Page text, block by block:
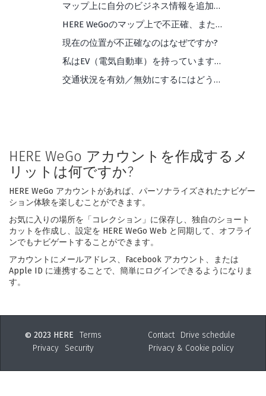
マップ上に自分のビジネス情報を追加／編集するにはどうしたらよいですか？
HERE WeGoのマップ上で不正確、また不足している情報を見つけた場合はどうすればよいですか?
現在の位置が不正確なのはなぜですか?
私はEV（電気自動車）を持っています。 HERE WeGo はどのようなサポートをしてくれますか?
交通状況を有効／無効にするにはどうすればよいですか?
HERE WeGo アカウントを作成するメ
リットは何ですか?
HERE WeGo アカウントがあれば、パーソナライズされたナビゲー
ション体験を楽しむことができます。
お気に入りの場所を「コレクション」に保存し、独自のショート
カットを作成し、設定を HERE WeGo Web と同期して、オフライ
ンでもナビゲートすることができます。
アカウントにメールアドレス、Facebook アカウント、または
Apple ID に連携することで、簡単にログインできるようになりま
す。
© 2023 HERE
Terms
Privacy
Security
Contact
Drive schedule
Privacy & Cookie policy